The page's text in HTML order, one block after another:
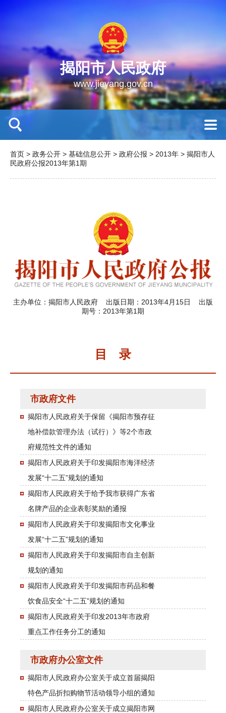
揭阳市人民政府
www.jieyang.gov.cn
首页 > 政务公开 > 基础信息公开 > 政府公报 > 2013年 > 揭阳市人
民政府公报2013年第1期
主办单位：揭阳市人民政府 出版日期：2013年4月15日 出版
期号：2013年第1期
目 录
市政府文件
揭阳市人民政府关于保留《揭阳市预存征
地补偿款管理办法（试行）》等2个市政
府规范性文件的通知
揭阳市人民政府关于印发揭阳市海洋经济
发展“十二五”规划的通知
揭阳市人民政府关于给予我市获得广东省
名牌产品的企业表彰奖励的通报
揭阳市人民政府关于印发揭阳市文化事业
发展“十二五”规划的通知
揭阳市人民政府关于印发揭阳市自主创新
规划的通知
揭阳市人民政府关于印发揭阳市药品和餐
饮食品安全“十二五”规划的通知
揭阳市人民政府关于印发2013年市政府
重点工作任务分工的通知
市政府办公室文件
揭阳市人民政府办公室关于成立首届揭阳
特色产品折扣购物节活动领导小组的通知
揭阳市人民政府办公室关于成立揭阳市网